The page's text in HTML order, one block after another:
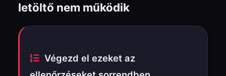
letöltő nem működik
Végezd el ezeket az